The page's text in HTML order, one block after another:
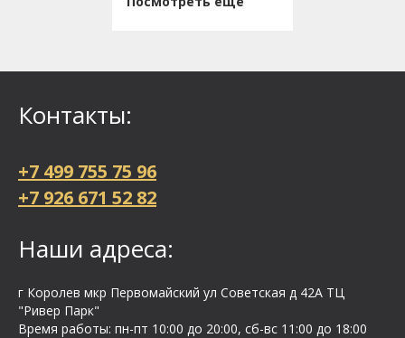
Контакты:
+7 499 755 75 96
+7 926 671 52 82
Наши адреса:
г Королев мкр Первомайский ул Cоветская д 42А ТЦ
"Ривер Парк"
Время работы: пн-пт 10:00 до 20:00, сб-вс 11:00 до 18:00